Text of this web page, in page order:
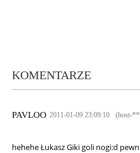
KOMENTARZE
PAVLOO 2011-01-09 23:09:10 (host-
hehehe Łukasz Giki goli nogi:d